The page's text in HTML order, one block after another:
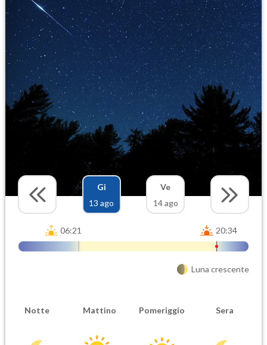
Gi
13 ago
Ve
14 ago
06:21 20:34
Luna crescente
Notte Mattino Pomeriggio Sera